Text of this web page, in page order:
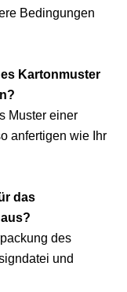
Bedingungen
Kartonmuster
Muster einer
anfertigen wie Ihr
das
des
und